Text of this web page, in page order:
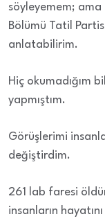
söyleyemem; ama
Bölümü Tatil Partisi
anlatabilirim.
Hiç okumadığım
yapmıştım.
Görüşlerimi
değiştirdim.
261 lab faresi
insanların